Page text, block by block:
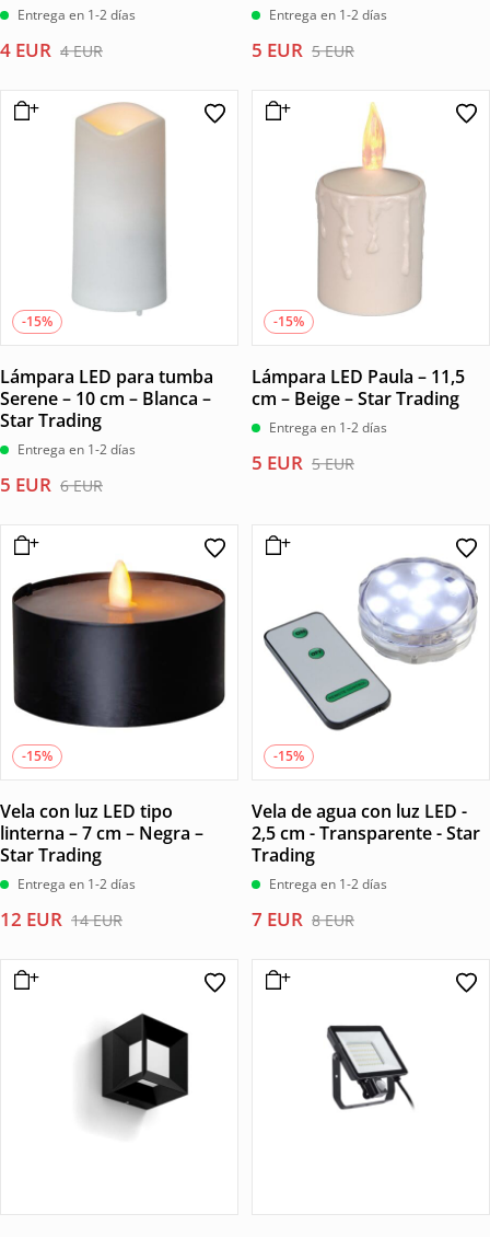
Entrega en 1-2 días
4EUR
El
original
era:
4 EUR
El
actual
es:
Entrega en 1-2 días
5EUR
El
original
era:
5 EUR
El
actual
es:
-15%
Lámpara LED para tumba
Serene – 10 cm – Blanca –
Star Trading
Entrega en 1-2 días
6EUR
El
original
era:
6 EUR.
5 EUR
El
actual
es:
5 EUR.
-15%
Lámpara LED Paula – 11,5
cm – Beige – Star Trading
Entrega en 1-2 días
5EUR
El
era:
5 EUR.
5 EUR
El
es:
5 EUR.
-15%
Vela con luz LED tipo
linterna – 7 cm – Negra –
Star Trading
Entrega en 1-2 días
14EUR
El
original
era:
12 EUR
El
actual
es:
-15%
Vela de agua con luz LED -
2,5 cm - Transparente - Star
Trading
Entrega en 1-2 días
8EUR
El
original
era:
7 EUR
El
actual
es: